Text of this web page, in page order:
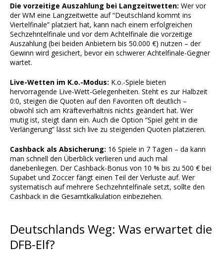
Die vorzeitige Auszahlung bei Langzeitwetten: Wer vor
der WM eine Langzeitwette auf “Deutschland kommt ins
Viertelfinale” platziert hat, kann nach einem erfolgreichen
Sechzehntelfinale und vor dem Achtelfinale die vorzeitige
Auszahlung (bei beiden Anbietern bis 50.000 €) nutzen – der
Gewinn wird gesichert, bevor ein schwerer Achtelfinale-Gegner
wartet.
Live-Wetten im K.o.-Modus: K.o.-Spiele bieten
hervorragende Live-Wett-Gelegenheiten. Steht es zur Halbzeit
0:0, steigen die Quoten auf den Favoriten oft deutlich –
obwohl sich am Kräfteverhältnis nichts geändert hat. Wer
mutig ist, steigt dann ein. Auch die Option “Spiel geht in die
Verlängerung” lässt sich live zu steigenden Quoten platzieren.
Cashback als Absicherung: 16 Spiele in 7 Tagen – da kann
man schnell den Überblick verlieren und auch mal
danebenliegen. Der Cashback-Bonus von 10 % bis zu 500 € bei
Supabet und Zoccer fängt einen Teil der Verluste auf. Wer
systematisch auf mehrere Sechzehntelfinale setzt, sollte den
Cashback in die Gesamtkalkulation einbeziehen.
Deutschlands Weg: Was erwartet die
DFB-Elf?